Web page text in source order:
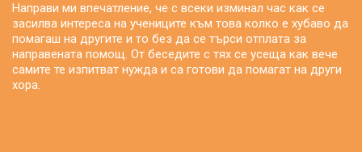
Направи ми впечатление, че с всеки изминал час как се
засилва интереса на учениците към това колко е хубаво да
помагаш на другите и то без да се търси отплата за
направената помощ. От беседите с тях се усеща как вече
самите те изпитват нужда и са готови да помагат на други
хора.